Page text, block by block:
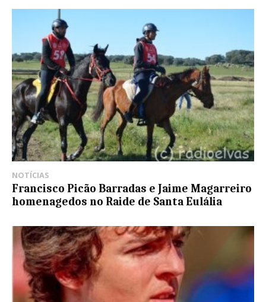
NOTÍCIAS
Francisco Picão Barradas e Jaime Magarreiro
homenagedos no Raide de Santa Eulália